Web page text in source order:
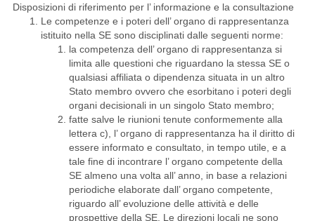
Disposizioni di riferimento per l’ informazione e la consultazione
Le competenze e i poteri dell’ organo di rappresentanza
istituito nella SE sono disciplinati dalle seguenti norme:
la competenza dell’ organo di rappresentanza si
limita alle questioni che riguardano la stessa SE o
qualsiasi affiliata o dipendenza situata in un altro
Stato membro ovvero che esorbitano i poteri degli
organi decisionali in un singolo Stato membro;
fatte salve le riunioni tenute conformemente alla
lettera c), l’ organo di rappresentanza ha il diritto di
essere informato e consultato, in tempo utile, e a
tale fine di incontrare l’ organo competente della
SE almeno una volta all’ anno, in base a relazioni
periodiche elaborate dall’ organo competente,
riguardo all’ evoluzione delle attività e delle
prospettive della SE. Le direzioni locali ne sono